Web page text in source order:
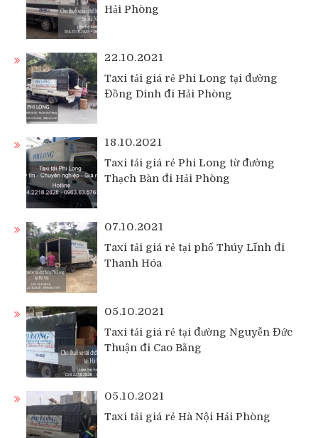
Hải Phòng
22.10.2021
Taxi tải giá rẻ Phi Long tại đường
Đồng Dinh đi Hải Phòng
18.10.2021
Taxi tải giá rẻ Phi Long từ đường
Thạch Bàn đi Hải Phòng
07.10.2021
Taxi tải giá rẻ tại phố Thúy Lĩnh đi
Thanh Hóa
05.10.2021
Taxi tải giá rẻ tại đường Nguyễn Đức
Thuận đi Cao Bằng
05.10.2021
Taxi tải giá rẻ Hà Nội Hải Phòng